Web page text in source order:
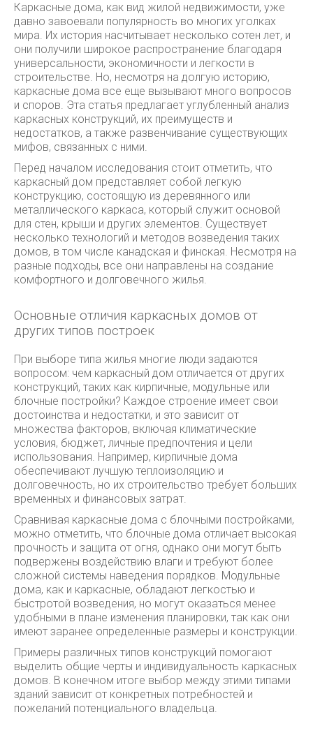
Каркасные дома, как вид жилой недвижимости, уже
давно завоевали популярность во многих уголках
мира. Их история насчитывает несколько сотен лет, и
они получили широкое распространение благодаря
универсальности, экономичности и легкости в
строительстве. Но, несмотря на долгую историю,
каркасные дома все еще вызывают много вопросов
и споров. Эта статья предлагает углубленный анализ
каркасных конструкций, их преимуществ и
недостатков, а также развенчивание существующих
мифов, связанных с ними.
Перед началом исследования стоит отметить, что
каркасный дом представляет собой легкую
конструкцию, состоящую из деревянного или
металлического каркаса, который служит основой
для стен, крыши и других элементов. Существует
несколько технологий и методов возведения таких
домов, в том числе канадская и финская. Несмотря на
разные подходы, все они направлены на создание
комфортного и долговечного жилья.
Основные отличия каркасных домов от
других типов построек
При выборе типа жилья многие люди задаются
вопросом: чем каркасный дом отличается от других
конструкций, таких как кирпичные, модульные или
блочные постройки? Каждое строение имеет свои
достоинства и недостатки, и это зависит от
множества факторов, включая климатические
условия, бюджет, личные предпочтения и цели
использования. Например, кирпичные дома
обеспечивают лучшую теплоизоляцию и
долговечность, но их строительство требует больших
временных и финансовых затрат.
Сравнивая каркасные дома с блочными постройками,
можно отметить, что блочные дома отличает высокая
прочность и защита от огня, однако они могут быть
подвержены воздействию влаги и требуют более
сложной системы наведения порядков. Модульные
дома, как и каркасные, обладают легкостью и
быстротой возведения, но могут оказаться менее
удобными в плане изменения планировки, так как они
имеют заранее определенные размеры и конструкции.
Примеры различных типов конструкций помогают
выделить общие черты и индивидуальность каркасных
домов. В конечном итоге выбор между этими типами
зданий зависит от конкретных потребностей и
пожеланий потенциального владельца.